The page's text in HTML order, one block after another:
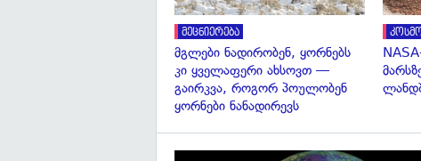
მეცნიერება
მგლები ნადირობენ, ყორნებს
კი ყველაფერი ახსოვთ —
გაირკვა, როგორ პოულობენ
ყორნები ნანადირევს